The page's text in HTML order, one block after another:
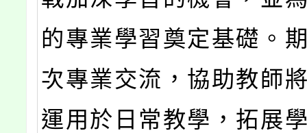
的專業學習奠定基礎。
次專業交流，協助教師
運用於日常教學，拓展